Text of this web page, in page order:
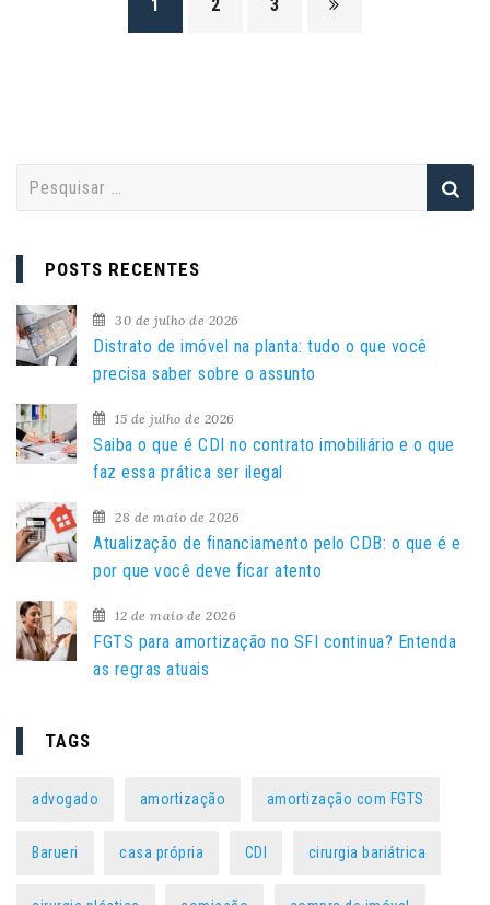
1 2 3
q
u
i
s
a
p
o
:
POSTS RECENTES
30 de julho de 2026
Distrato de imóvel na planta: tudo o que você
precisa saber sobre o assunto
15 de julho de 2026
Saiba o que é CDI no contrato imobiliário e o que
faz essa prática ser ilegal
28 de maio de 2026
Atualização de financiamento pelo CDB: o que é e
por que você deve ficar atento
12 de maio de 2026
FGTS para amortização no SFI continua? Entenda
as regras atuais
TAGS
advogado amortização amortização com FGTS
Barueri casa própria CDI cirurgia bariátrica